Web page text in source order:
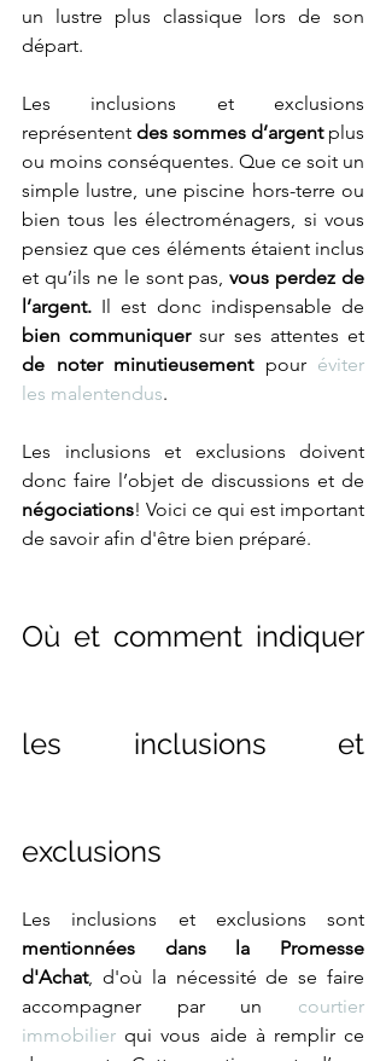
un lustre plus classique lors de son
départ.
Les inclusions et exclusions
représentent des sommes d’argent plus
ou moins conséquentes. Que ce soit un
simple lustre, une piscine hors-terre ou
bien tous les électroménagers, si vous
pensiez que ces éléments étaient inclus
et qu’ils ne le sont pas, vous perdez de
l’argent.
bien communiquer
de noter minutieusement pour éviter
les malentendus.
Les inclusions et exclusions doivent
donc faire l’objet de discussions et de
négociations! Voici ce qui est important
de savoir afin d'être bien préparé.
Où et comment indiquer
les inclusions et
exclusions
mentionnées dans la Promesse
d'Achat, d'où la nécessité de se faire
accompagner par un courtier
immobilier qui vous aide à remplir ce